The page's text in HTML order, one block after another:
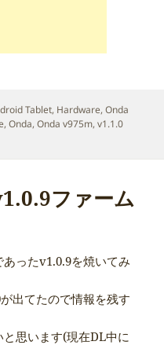
Tablet, Hardware,Onda
,Onda,Onda v975m,v1.1.0
た に
ファーム
ったv1.0.9を焼いてみ
出てたので情報を残す
思います(現在DL中に